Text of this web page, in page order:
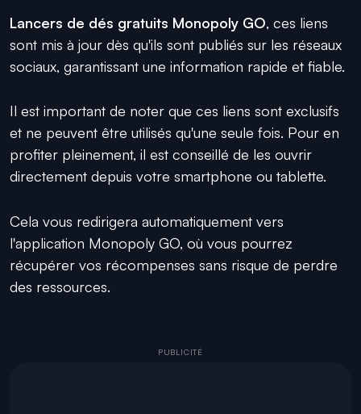
Lancers de dés gratuits Monopoly GO, ces liens
sont mis à jour dès qu'ils sont publiés sur les réseaux
sociaux, garantissant une information rapide et fiable.
Il est important de noter que ces liens sont exclusifs
et ne peuvent être utilisés qu'une seule fois. Pour en
profiter pleinement, il est conseillé de les ouvrir
directement depuis votre smartphone ou tablette.
Cela vous redirigera automatiquement vers
l'application Monopoly GO, où vous pourrez
récupérer vos récompenses sans risque de perdre
des ressources.